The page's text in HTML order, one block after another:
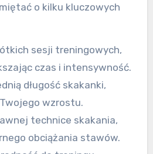
o kilku kluczowych
sesji treningowych,
czas i intensywność.
długość skakanki,
wzrostu.
technice skakania,
obciążania stawów.